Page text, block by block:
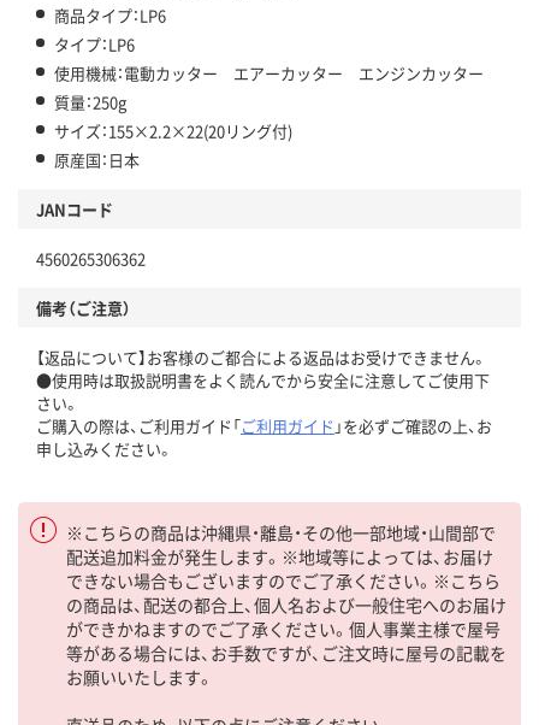
商品タイプ：LP6
タイプ：LP6
使用機械：電動カッター エアーカッター エンジンカッター
質量：250g
サイズ：155×2.2×22(20リング付)
原産国：日本
JANコード
4560265306362
備考（ご注意）
【返品について】お客様のご都合による返品はお受けできません。
●使用時は取扱説明書をよく読んでから安全に注意してご使用下
さい。
ご購入の際は、ご利用ガイド「ご利用ガイド 」を必ずご確認の上、お
申し込みください。
※こちらの商品は沖縄県・離島・その他一部地域・山間部で
配送追加料金が発生します。※地域等によっては、お届け
できない場合もございますのでご了承ください。※こちら
の商品は、配送の都合上、個人名および一般住宅へのお届け
ができかねますのでご了承ください。個人事業主様で屋号
等がある場合には、お手数ですが、ご注文時に屋号の記載を
お願いいたします。